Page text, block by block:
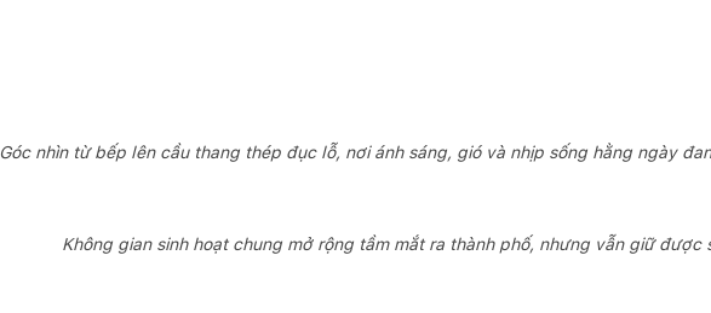
Góc nhìn từ bếp lên cầu thang thép đục lỗ, nơi ánh sáng, gió và nhịp sống hằng ngày
Không gian sinh hoạt chung mở rộng tầm mắt ra thành phố, nhưng vẫn giữ được